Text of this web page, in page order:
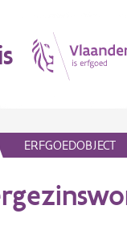
ERFGOEDOBJECT